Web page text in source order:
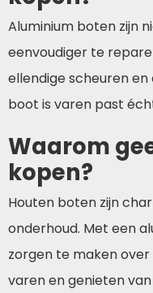
Aluminium boten zijn
eenvoudiger te
ellendige scheuren
boot is varen past
Waarom
kopen?
Houten boten zijn
onderhoud. Met een
zorgen te maken
varen en genieten